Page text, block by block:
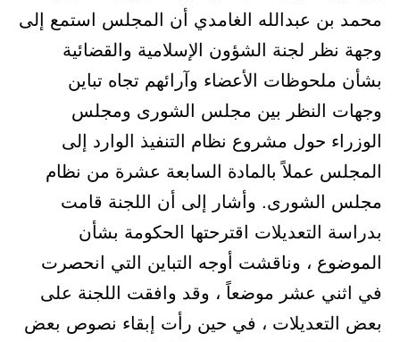
محمد بن عبدالله الغامدي أن المجلس استمع إلى
وجهة نظر لجنة الشؤون الإسلامية والقضائية
بشأن ملحوظات الأعضاء وآرائهم تجاه تباين
وجهات النظر بين مجلس الشورى ومجلس
الوزراء حول مشروع نظام التنفيذ الوارد إلى
المجلس عملاً بالمادة السابعة عشرة من نظام
مجلس الشورى. وأشار إلى أن اللجنة قامت
بدراسة التعديلات اقترحتها الحكومة بشأن
الموضوع ، وناقشت أوجه التباين التي انحصرت
في اثني عشر موضعاً ، وقد وافقت اللجنة على
بعض التعديلات ، في حين رأت إبقاء نصوص بعض